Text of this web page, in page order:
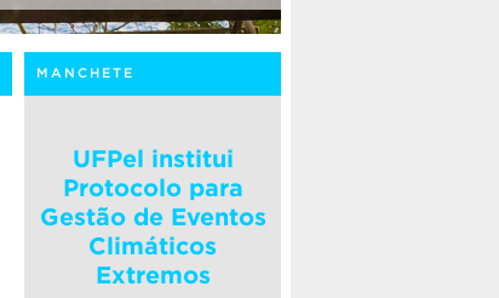
MANCHETE
UFPel institui
Protocolo para
Gestão de Eventos
Climáticos
Extremos